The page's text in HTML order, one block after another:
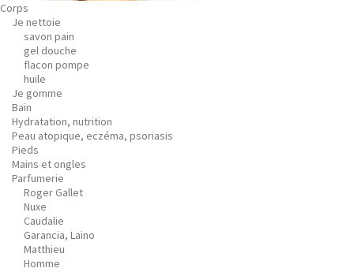
Corps
Je nettoie
savon pain
gel douche
flacon pompe
huile
Je gomme
Bain
Hydratation, nutrition
Peau atopique, eczéma, psoriasis
Pieds
Mains et ongles
Parfumerie
Roger Gallet
Nuxe
Caudalie
Garancia, Laino
Matthieu
Homme